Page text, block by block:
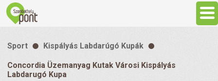
Programok
Sport Kispályás Labdarúgó Kupák
Concordia Üzemanyag Kutak Városi Kispályás
Labdarugó Kupa